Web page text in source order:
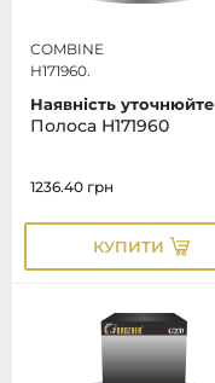
COMBINE
H171960.
Наявність уточнюйте
Полоса H171960
1236.40 грн
КУПИТИ